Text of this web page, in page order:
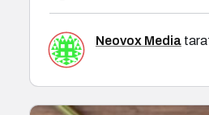
Neovox Media